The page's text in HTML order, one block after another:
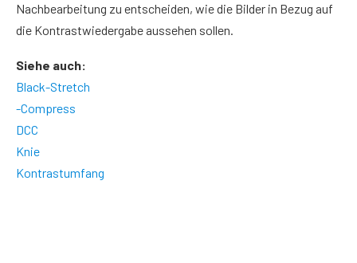
Nachbearbeitung zu entscheiden, wie die Bilder in Bezug auf
die Kontrastwiedergabe aussehen sollen.
Siehe auch:
Black-Stretch
-Compress
DCC
Knie
Kontrastumfang